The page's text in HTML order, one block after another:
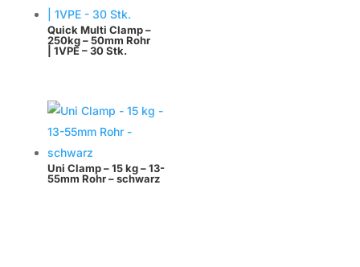
Quick Multi Clamp –
250kg – 50mm Rohr
| 1VPE – 30 Stk.
Uni Clamp – 15 kg – 13-
55mm Rohr – schwarz